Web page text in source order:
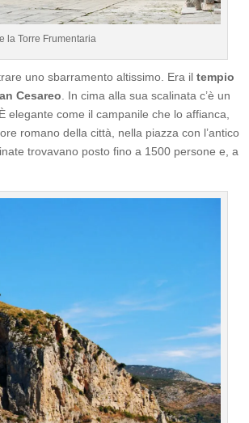
la Torre Frumentaria
uno sbarramento altissimo. Era iltempio
Cesareo . In cima alla sua scalinata c’è un
come il campanile che lo affianca,
romano della città, nella piazza con l’antico
trovavano posto fino a 1500 persone e, a